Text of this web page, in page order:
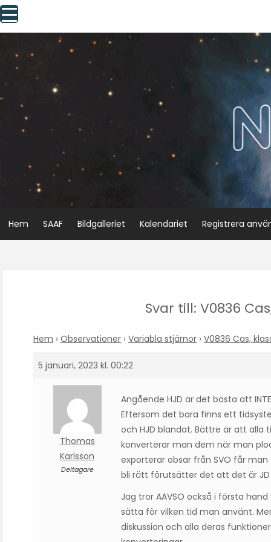
Skip
to
content
Hem SAAF Bildgalleriet Kalendariet Registrera
Svar till: V0836
Hem › Observationer › Variabla stjärnor › V0836 Cas,
5 januari, 2023 kl. 00:22
Thomas
Karlsson
Deltagare
Angående HJD är det bästa att
Eftersom det bara finns ett
och HJD blandat. Bättre är att alla
konverterar man dem när man
exporterar obsar från SVO får
bli rätt förutsätter det att det är JD
Jag tror AAVSO också i första
sätta för vilken tid man använt.
diskussion och alla deras